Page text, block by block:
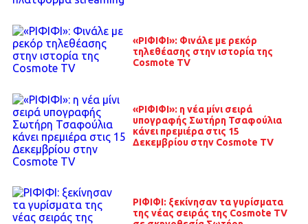
«ΡΙΦΙΦΙ»: Φινάλε με ρεκόρ
τηλεθέασης στην ιστορία της
Cosmote TV
«ΡΙΦΙΦΙ»: η νέα μίνι σειρά
υπογραφής Σωτήρη Τσαφούλια
κάνει πρεμιέρα στις 15
Δεκεμβρίου στην Cosmote TV
ΡΙΦΙΦΙ: ξεκίνησαν τα γυρίσματα
της νέας σειράς της Cosmote TV